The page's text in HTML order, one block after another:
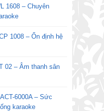
1608 – Chuyên
1008 – Ổn định hệ
02 – Âm thanh sân
6000A – Sức
karaoke